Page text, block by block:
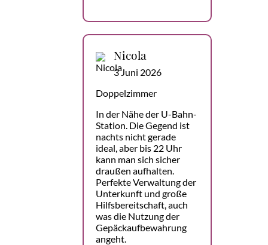
Nicola
3 Juni 2026
Doppelzimmer
In der Nähe der U-Bahn-
Station. Die Gegend ist
nachts nicht gerade
ideal, aber bis 22 Uhr
kann man sich sicher
draußen aufhalten.
Perfekte Verwaltung der
Unterkunft und große
Hilfsbereitschaft, auch
was die Nutzung der
Gepäckaufbewahrung
angeht.